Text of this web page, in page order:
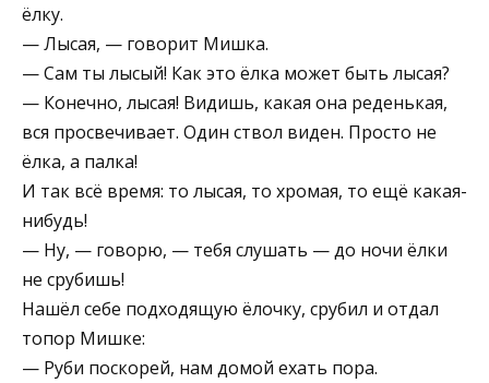
ёлку.
— Лысая, — говорит Мишка.
— Сам ты лысый! Как это ёлка может быть лысая?
— Конечно, лысая! Видишь, какая она реденькая,
вся просвечивает. Один ствол виден. Просто не
ёлка, а палка!
И так всё время: то лысая, то хромая, то ещё какая-
нибудь!
— Ну, — говорю, — тебя слушать — до ночи ёлки
не срубишь!
Нашёл себе подходящую ёлочку, срубил и отдал
топор Мишке:
— Руби поскорей, нам домой ехать пора.